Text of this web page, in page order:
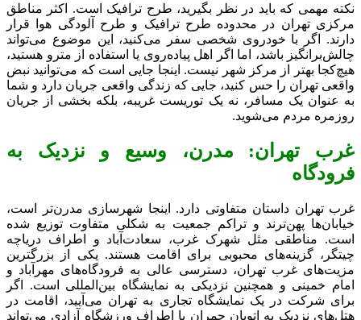
نکته مهمی که باید در نظر بگیرید، طرح ترافیک است. اکثر مناطق
مرکزی تهران در محدوده طرح ترافیک و طرح آلودگی هوا قرار
دارند. اگر با خودروی شخصی سفر می‌کنید، این موضوع می‌تواند
چالش‌برانگیز باشد، اما اگر اهل پیاده‌روی یا استفاده از مترو هستید،
هیچ‌کجا بهتر از مرکز شهر نیست. اینجا جایی است که می‌توانید نبض
واقعی تهران را حس کنید، جایی که زندگی واقعی جریان دارد و شما
به عنوان یک مسافر، نه یک توریست غریبه، بلکه بخشی از جریان
روزمره مردم می‌شوید.
غرب تهران: مدرن، وسیع و نزدیک به
فرودگاه
غرب تهران داستان متفاوتی دارد. اینجا شهرسازی مدرن‌تر است،
خیابان‌ها پهن‌ترند و تراکم جمعیت به شکلی متفاوت توزیع شده
است. مناطقی مثل شهرک غرب، سعادت‌آباد و اطراف دریاچه
چیتگر، گزینه‌های محبوبی برای اقامت هستند. یکی از بزرگترین
مزیت‌های غرب تهران، دسترسی عالی به فرودگاه‌های مهرآباد و
امام خمینی و همچنین نزدیکی به نمایشگاه بین‌المللی است. اگر
برای شرکت در یک نمایشگاه تجاری به تهران می‌آیید، اقامت در
هتل‌های نزدیک به اتوبان چمران یا اطراف ورزشگاه آزادی می‌تواند